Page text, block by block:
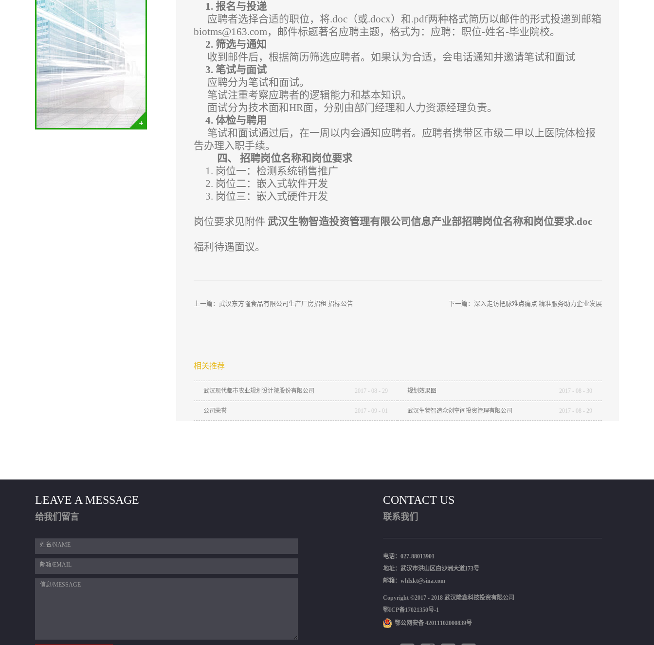
1. 报名与投递
应聘者选择合适的职位，将.doc（或.docx） 和.pdf两种格式简历以邮件的形式投递到邮箱
biotms@163.com，邮件标题著名应聘主题，格式为：应聘：职位-姓名-毕业院校。
2. 筛选与通知
收到邮件后，根据简历筛选应聘者。如果认为合适，会电话通知并邀请笔试和面试
3. 笔试与面试
应聘分为笔试和面试。
笔试注重考察应聘者的逻辑能力和基本知识。
面试分为技术面和HR面，分别由部门经理和人力资源经理负责。
4. 体检与聘用
笔试和面试通过后，在一周以内会通知应聘者。应聘者携带区市级二甲以上医院体检报
告办理入职手续。
四、 招聘岗位名称和岗位要求
1. 岗位一：检测系统销售推广
2. 岗位二：嵌入式软件开发
3. 岗位三：嵌入式硬件开发
岗位要求见附件 武汉生物智造投资管理有限公司信息产业部招聘岗位名称和岗位要求.doc
福利待遇面议。
上一篇： 武汉东方隆食品有限公司生产厂房招租 招标公告 下一篇： 深入走访把脉难点痛点 精准服务助力企业发展
相关推荐
武汉现代都市农业规划设计院股份有限公司 2017 - 08 - 29 规划效果图 2017 - 08 - 30
公司荣誉 2017 - 09 - 01 武汉生物智造众创空间投资管理有限公司 2017 - 08 - 29
鄂公网安备 42011102000839号
LEAVE A MESSAGE
给我们留言
CONTACT US
联系我们
姓名/NAME
邮箱/EMAIL
信息/MESSAGE
电话：027-88013901
地址：武汉市洪山区白沙洲大道173号
邮箱：whlxkt@sina.com
Copyright ©2017 - 2018 武汉隆鑫科技投资有限公司
鄂ICP备17021350号-1